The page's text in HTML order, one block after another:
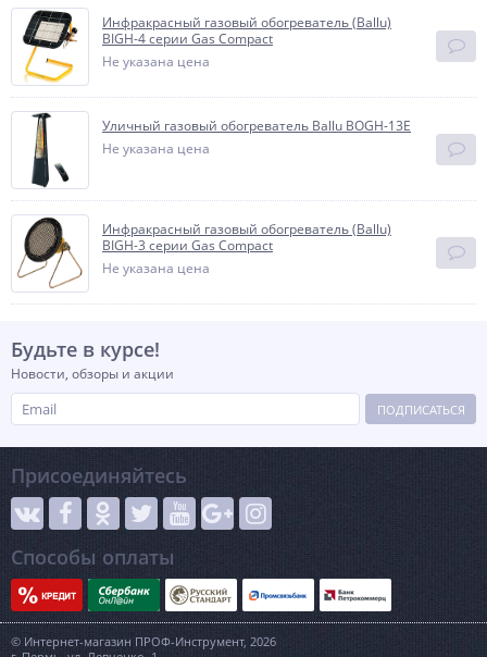
Инфракрасный газовый обогреватель (Ballu)
BIGH-4 серии Gas Compact
Не указана цена
Уличный газовый обогреватель Ballu BOGH-13E
Не указана цена
Инфракрасный газовый обогреватель (Ballu)
BIGH-3 серии Gas Compact
Не указана цена
Будьте в курсе!
Новости, обзоры и акции
ПОДПИСАТЬСЯ
Присоединяйтесь
Способы оплаты
© Интернет-магазин ПРОФ-Инструмент, 2026